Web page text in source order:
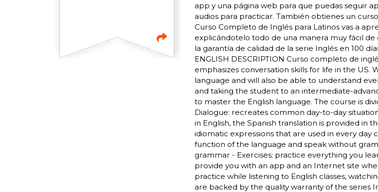
app y una página web para que puedas seguir
audios para practicar. También obtienes un
Curso Completo de Inglés para Latinos vas a
explicándotelo todo de una manera muy fácil
la garantía de calidad de la serie Inglés en 100
ENGLISH DESCRIPTION Curso completo de
emphasizes conversation skills for life in the
language and will also be able to understand
and taking the student to an intermediate-
to master the English language. The course is
Dialogue: recreates common day-to-day
in English, the Spanish translation is provided in
idiomatic expressions that are used in every day
function of the language and speak without
grammar - Exercises: practice everything you
provide you with an app and an Internet site
practice while listening to English classes,
are backed by the quality warranty of the series